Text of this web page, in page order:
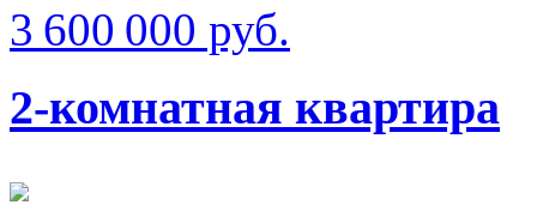
3 600 000 руб.
2-комнатная квартира